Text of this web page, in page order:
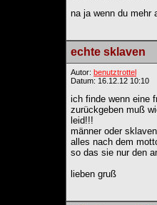
na ja wenn du mehr
echte sklaven
Autor: benutztrottel
Datum: 16.12.12 10:10
ich finde wenn eine
zurückgeben muß
leid!!!
männer oder
alles nach dem
so das sie nur den
lieben gruß